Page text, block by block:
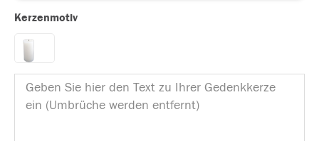
Kerzenmotiv